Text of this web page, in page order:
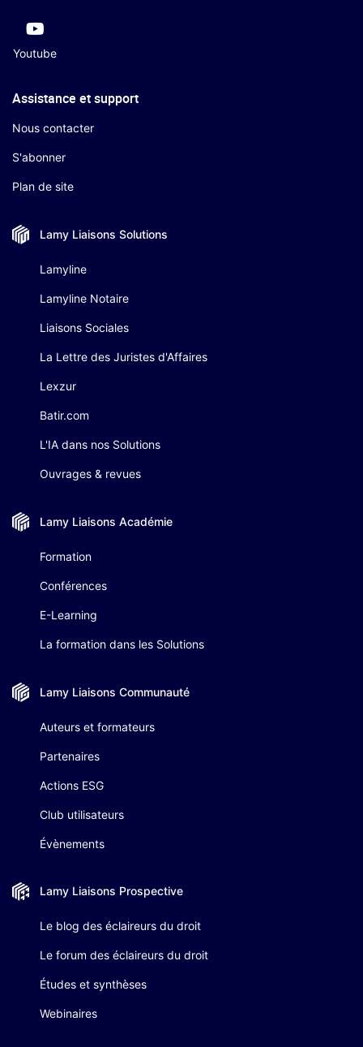
Youtube
Assistance et support
Nous contacter
S'abonner
Plan de site
Lamy Liaisons Solutions
Lamyline
Lamyline Notaire
Liaisons Sociales
La Lettre des Juristes d'Affaires
Lexzur
Batir.com
L'IA dans nos Solutions
Ouvrages & revues
Lamy Liaisons Académie
Formation
Conférences
E-Learning
La formation dans les Solutions
Lamy Liaisons Communauté
Auteurs et formateurs
Partenaires
Actions ESG
Club utilisateurs
Évènements
Lamy Liaisons Prospective
Le blog des éclaireurs du droit
Le forum des éclaireurs du droit
Études et synthèses
Webinaires